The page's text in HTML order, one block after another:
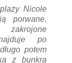
Nicole
porwane.
po
potem
z bunkra